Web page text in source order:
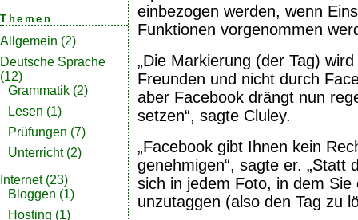
Themen
Allgemein (2)
Deutsche Sprache
(12)
Grammatik (2)
Lesen (1)
Prüfungen (7)
Unterricht(2)
Internet(23)
Bloggen (1)
Hosting (1)
einbezogen werden, wenn
Funktionen vorgenommen
„Die Markierung (der Tag)
Freunden und nicht durch
aber Facebook drängt nun
setzen“, sagte Cluley.
„Facebook gibt Ihnen kein
genehmigen“, sagte er. „Statt
sich in jedem Foto, in dem
unzutaggen (also den Tag zu